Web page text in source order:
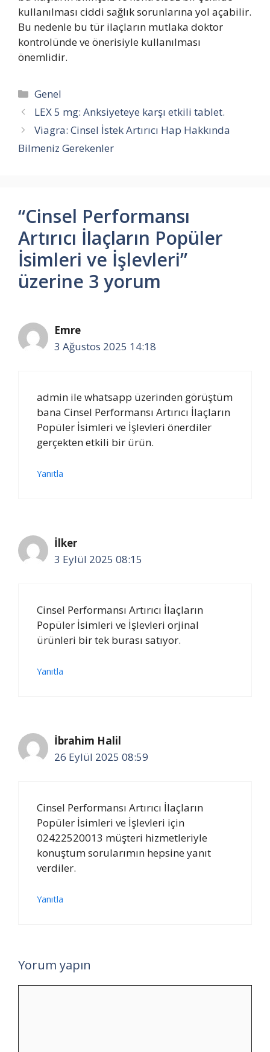
kullanılması ciddi sağlık sorunlarına yol açabilir.
Bu nedenle bu tür ilaçların mutlaka doktor
kontrolünde ve önerisiyle kullanılması
önemlidir.
Kategoriler
Genel
LEX 5 mg: Anksiyeteye karşı etkili tablet.
Viagra: Cinsel İstek Artırıcı Hap Hakkında
Bilmeniz Gerekenler
“Cinsel Performansı
Artırıcı İlaçların Popüler
İsimleri ve İşlevleri”
üzerine 3 yorum
Emre
3 Ağustos 2025 14:18
admin ile whatsapp üzerinden görüştüm
bana Cinsel Performansı Artırıcı İlaçların
Popüler İsimleri ve İşlevleri önerdiler
gerçekten etkili bir ürün.
Yanıtla
İlker
3 Eylül 2025 08:15
Cinsel Performansı Artırıcı İlaçların
Popüler İsimleri ve İşlevleri orjinal
ürünleri bir tek burası satıyor.
Yanıtla
İbrahim Halil
26 Eylül 2025 08:59
Cinsel Performansı Artırıcı İlaçların
Popüler İsimleri ve İşlevleri için
02422520013 müşteri hizmetleriyle
konuştum sorularımın hepsine yanıt
verdiler.
Yanıtla
Yorum yapın